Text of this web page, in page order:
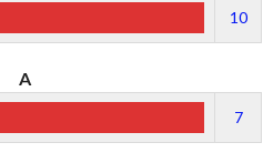
10
A
7